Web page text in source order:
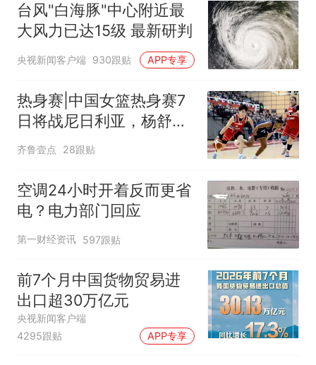
台风"白海豚"中心附近最
大风力已达15级 最新研判
央视新闻客户端 930跟贴 APP专享
热身赛|中国女篮热身赛7
日将战尼日利亚，杨舒予
有望出战
齐鲁壹点 28跟贴
空调24小时开着反而更省
电？电力部门回应
第一财经资讯 597跟贴
前7个月中国货物贸易进
出口超30万亿元
央视新闻客户端
4295跟贴
APP专享